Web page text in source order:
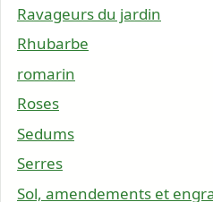
Ravageurs du jardin
Rhubarbe
romarin
Roses
Sedums
Serres
Sol, amendements et